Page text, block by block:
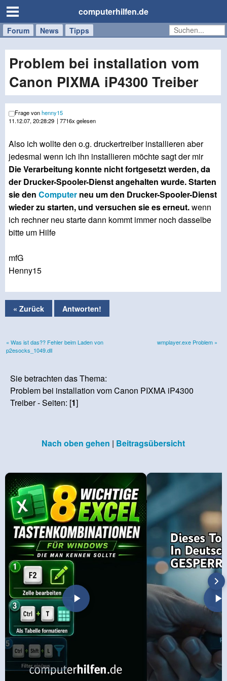
computerhilfen.de
Forum News Tipps
Handy
Tablet
Windows
Mac
Problem bei installation vom
Canon PIXMA iP4300 Treiber
Frage vonhenny15
11.12.07, 20:28:29 | 7716x gelesen
Also ich wollte den o.g. druckertreiber installieren aber
jedesmal wenn ich ihn installieren möchte sagt der mir
Die Verarbeitung konnte nicht fortgesetzt werden, da
der Drucker-Spooler-Dienst angehalten wurde. Starten
sie den Computer neu um den Drucker-Spooler-Dienst
wieder zu starten, und versuchen sie es erneut.wenn
ich rechner neu starte dann kommt immer noch dasselbe
bitte um Hilfe
mfG
Henny15
« Zurück Antworten!
« Was ist das?? Fehler beim Laden von
p2esocks_1049.dll
wmplayer.exe Problem »
Sie betrachten das Thema:
Problem bei installation vom Canon PIXMA iP4300
Treiber - Seiten: [1]
Nach oben gehen | Beitragsübersicht